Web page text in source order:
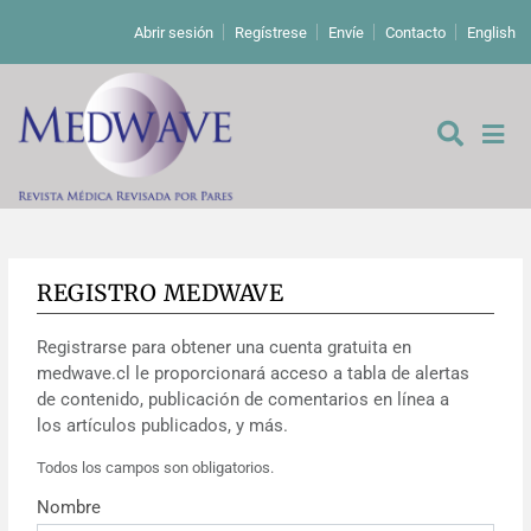
Abrir sesión Regístrese Envíe Contacto English
De los editores
Editoriales
Comentarios
Cartas a los editores
Estudios originales
Estudios cualitativos
REGISTRO MEDWAVE
Registrarse para obtener una cuenta gratuita en
medwave.cl le proporcionará acceso a tabla de alertas
de contenido, publicación de comentarios en línea a
los artículos publicados, y más.
Todos los campos son obligatorios.
Nombre